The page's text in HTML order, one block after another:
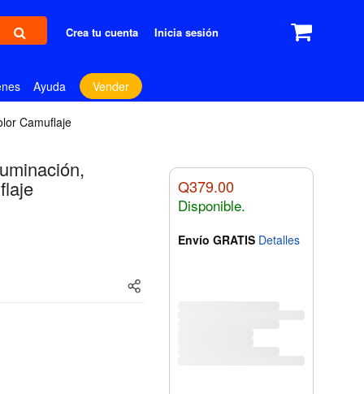
Crea tu cuenta Inicia sesión
Ayuda Vender
Camuflaje
Q379.00
Disponible.
Envío GRATIS Detalles